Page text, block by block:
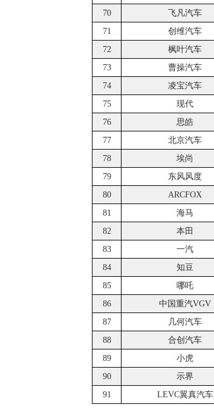
70
飞凡汽车
71
创维汽车
72
枫叶汽车
73
曹操汽车
74
凌宝汽车
75
现代
76
思皓
77
北京汽车
78
埃尚
79
东风风度
80
ARCFOX
81
海马
82
本田
83
一汽
84
知豆
85
哪吒
86
中国重汽VGV
87
几何汽车
88
合创汽车
89
小虎
90
示界
91
LEVC翼真汽车